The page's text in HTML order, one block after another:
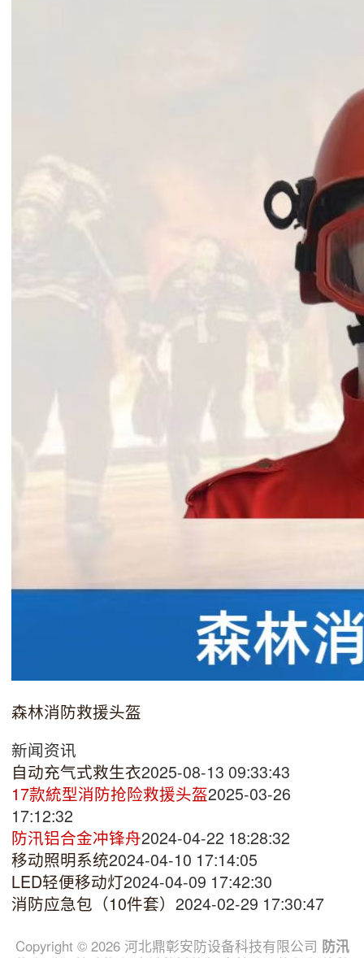
森林消防救援头盔
新闻资讯
自动充气式救生衣2025-08-13 09:33:43
17款統型消防抢险救援头盔2025-03-26
17:12:32
防汛铝合金冲锋舟2024-04-22 18:28:32
移动照明系统2024-04-10 17:14:05
LED轻便移动灯2024-04-09 17:42:30
消防应急包（10件套） 2024-02-29 17:30:47
Copyright © 2026 河北鼎彰安防设备科技有限公司 防汛